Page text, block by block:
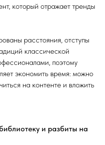
который отражает тренды
расстояния, отступы
классической
поэтому
экономить время: можно
на контенте и вложить
и разбиты на